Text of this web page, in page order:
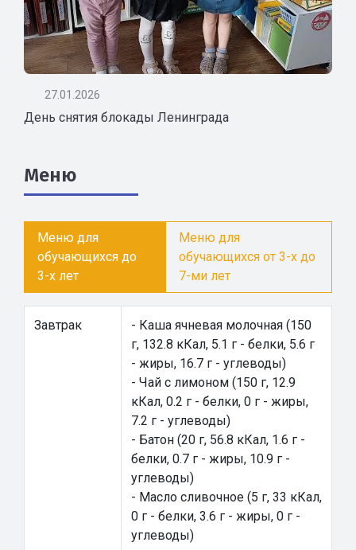
27.01.2026
День снятия блокады Ленинграда
Меню
Меню для
обучающихся до
3-х лет
Меню для
обучающихся от 3-х до
7-ми лет
Завтрак
- Каша ячневая молочная (150
г, 132.8 кКал, 5.1 г - белки, 5.6 г
- жиры, 16.7 г - углеводы)
- Чай с лимоном (150 г, 12.9
кКал, 0.2 г - белки, 0 г - жиры,
7.2 г - углеводы)
- Батон (20 г, 56.8 кКал, 1.6 г -
белки, 0.7 г - жиры, 10.9 г -
углеводы)
- Масло сливочное (5 г, 33 кКал,
0 г - белки, 3.6 г - жиры, 0 г -
углеводы)